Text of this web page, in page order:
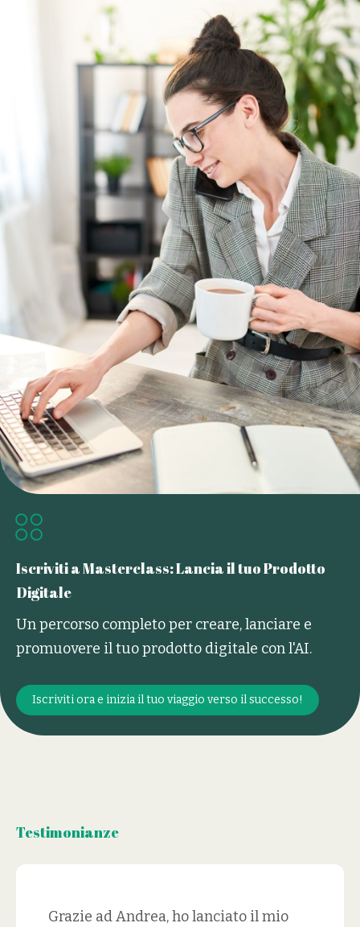
Iscriviti a Masterclass: Lancia il tuo Prodotto
Digitale
Un percorso completo per creare, lanciare e
promuovere il tuo prodotto digitale con l'AI.
Iscriviti ora e inizia il tuo viaggio verso il successo!
Testimonianze
Grazie ad Andrea, ho lanciato il mio